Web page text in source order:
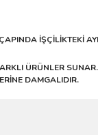
İŞÇİLİKTEKİ
ÜRÜNLER SUNAR.
DAMGALIDIR.